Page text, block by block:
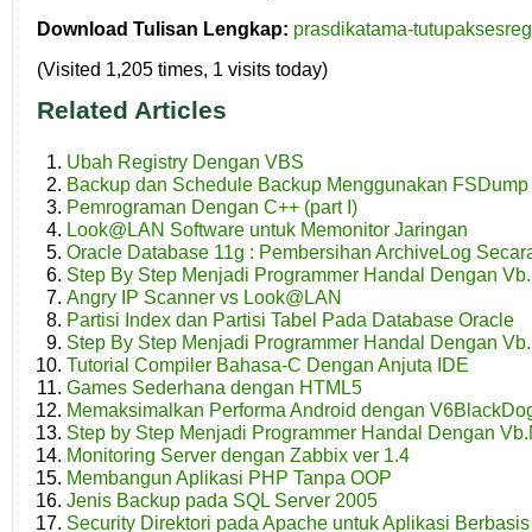
Download Tulisan Lengkap: prasdikatama-
(Visited 1,205 times, 1 visits today)
Related Articles
Ubah Registry Dengan VBS
Backup dan Schedule Backup Menggunakan FSDump
Pemrograman Dengan C++ (part I)
Look@LAN Software untuk Memonitor Jaringan
Oracle Database 11g : Pembersihan ArchiveLog
Step By Step Menjadi Programmer Handal Dengan
Angry IP Scanner vs Look@LAN
Partisi Index dan Partisi Tabel Pada Database Oracle
Step By Step Menjadi Programmer Handal Dengan
Tutorial Compiler Bahasa-C Dengan Anjuta IDE
Games Sederhana dengan HTML5
Memaksimalkan Performa Android dengan
Step by Step Menjadi Programmer Handal Dengan
Monitoring Server dengan Zabbix ver 1.4
Membangun Aplikasi PHP Tanpa OOP
Jenis Backup pada SQL Server 2005
Security Direktori pada Apache untuk Aplikasi